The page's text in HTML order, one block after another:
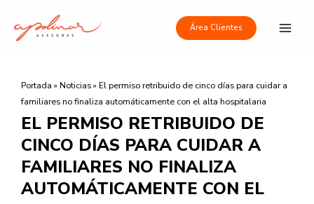
contenido
Área Clientes
Portada » Noticias» El permiso retribuido de cinco días para cuidar a
familiares no finaliza automáticamente con el alta hospitalaria
EL PERMISO RETRIBUIDO DE
CINCO DÍAS PARA CUIDAR A
FAMILIARES NO FINALIZA
AUTOMÁTICAMENTE CON EL